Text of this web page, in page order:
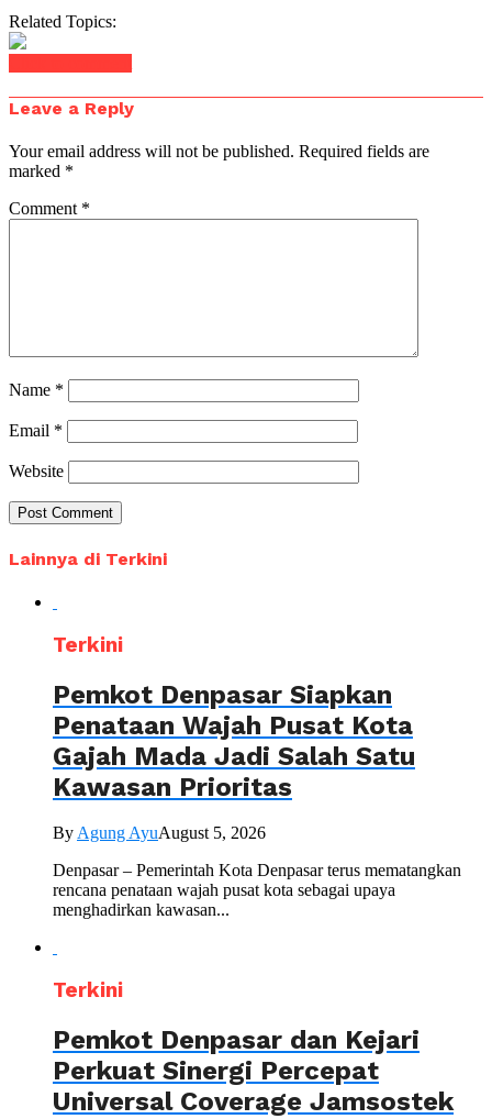
Related Topics:
Leave a Reply
Your email address will not be published. Required fields are
marked *
Comment *
Name *
Email *
Website
Lainnya di Terkini
Terkini
Pemkot Denpasar Siapkan
Penataan Wajah Pusat Kota
Gajah Mada Jadi Salah Satu
Kawasan Prioritas
ByAgung AyuAugust 5, 2026
Denpasar – Pemerintah Kota Denpasar terus mematangkan
rencana penataan wajah pusat kota sebagai upaya
menghadirkan kawasan...
Terkini
Pemkot Denpasar dan Kejari
Perkuat Sinergi Percepat
Universal Coverage Jamsostek